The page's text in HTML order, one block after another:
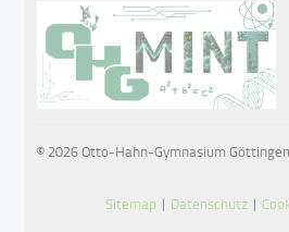
© 2026 Otto-Hahn-Gymnasium Göttingen
Sitemap | Datenschutz |